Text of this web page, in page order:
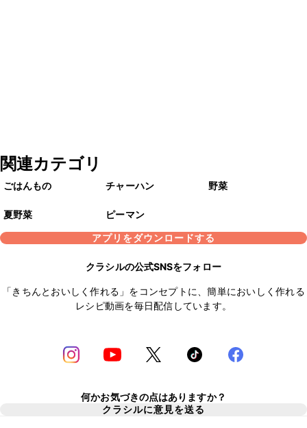
関連カテゴリ
ごはんもの チャーハン 野菜
夏野菜
ピーマン
アプリをダウンロードする
クラシルの公式SNSをフォロー
「きちんとおいしく作れる」をコンセプトに、簡単においしく作れる
レシピ動画を毎日配信しています。
何かお気づきの点はありますか？
クラシルに意見を送る